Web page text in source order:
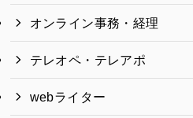
オンライン事務・経理
テレオペ・テレアポ
webライター